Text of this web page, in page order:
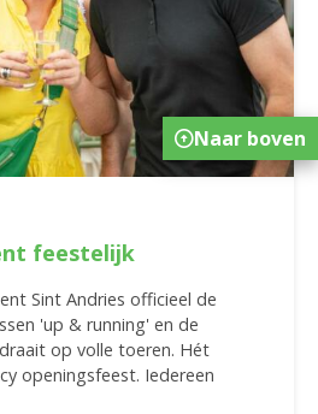
feestelijk
Sint Andries officieel de
'up & running' en de
op volle toeren. Hét
openingsfeest. Iedereen
Naar boven